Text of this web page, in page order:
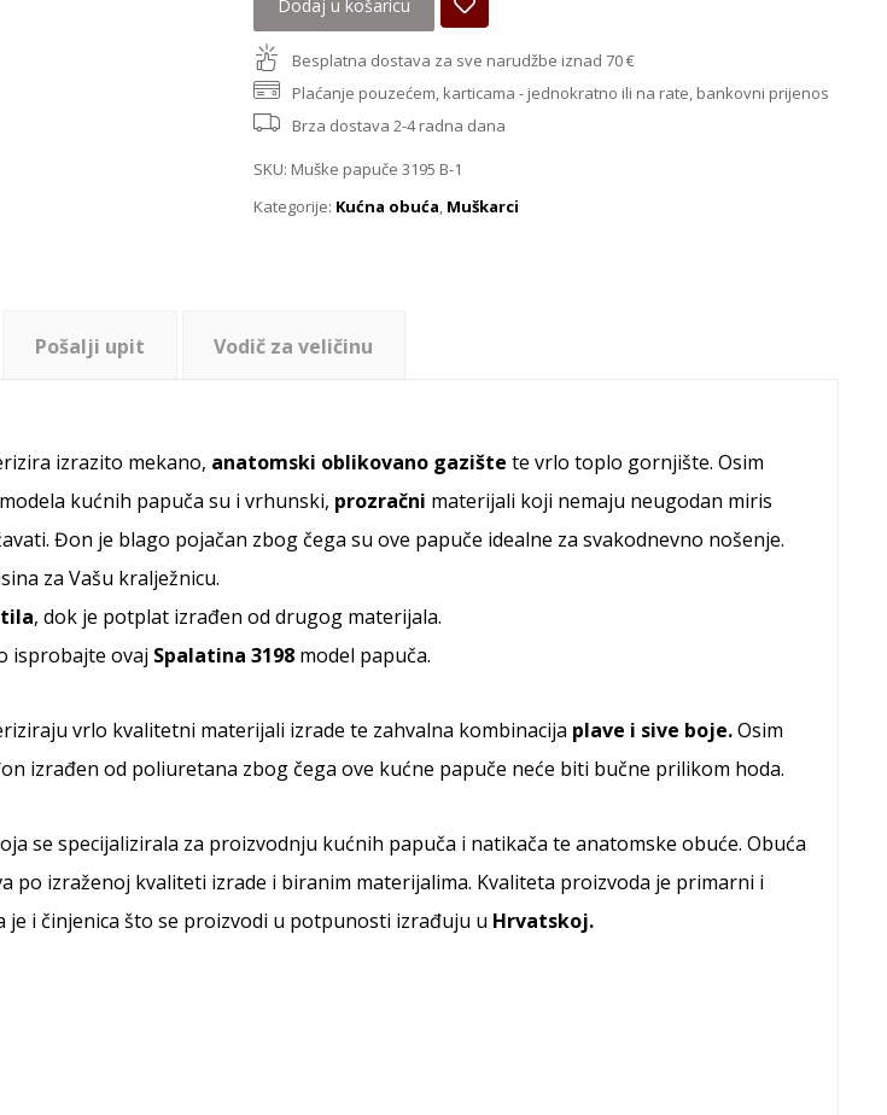
Dodaj u košaricu
Besplatna dostava za sve narudžbe iznad 70 €
Plaćanje pouzećem, karticama - jednokratno ili na rate, bankovni prijenos
Brza dostava 2-4 radna dana
SKU: Muške papuče 3195 B-1
Kategorije: Kućna obuća, Muškarci
Pošalji upit Vodič za veličinu
izrazito mekano, anatomski oblikovano gazište te vrlo toplo gornjište. Osim
kućnih papuča su i vrhunski, prozračni materijali koji nemaju neugodan miris
Đon je blago pojačan zbog čega su ove papuče idealne za svakodnevno nošenje.
za Vašu kralježnicu.
, dok je potplat izrađen od drugog materijala.
isprobajte ovaj Spalatina 3198model papuča.
vrlo kvalitetni materijali izrade te zahvalna kombinacija plave i sive boje.Osim
izrađen od poliuretana zbog čega ove kućne papuče neće biti bučne prilikom hoda.
se specijalizirala za proizvodnju kućnih papuča i natikača te anatomske obuće. Obuća
po izraženoj kvaliteti izrade i biranim materijalima. Kvaliteta proizvoda je primarni i
je i činjenica što se proizvodi u potpunosti izrađuju u Hrvatskoj.